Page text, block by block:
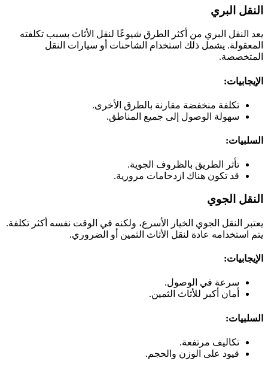
النقل البري
يعد النقل البري من أكثر الطرق شيوعًا لنقل الأثاث بسبب تكلفته
المعقولة. يشمل ذلك استخدام الشاحنات أو سيارات النقل
المتخصصة.
الإيجابيات:
تكلفة منخفضة مقارنة بالطرق الأخرى.
سهولة الوصول إلى جميع المناطق.
السلبيات:
تأثر الطريق بالظروف الجوية.
قد تكون هناك ازدحامات مرورية.
النقل الجوي
يعتبر النقل الجوي الخيار الأسرع، ولكنه في الوقت نفسه أكثر تكلفة.
يتم استخدامه عادة لنقل الأثاث الثمين أو الضروري.
الإيجابيات:
سرعة في الوصول.
أمان أكبر للأثاث الثمين.
السلبيات:
تكاليف مرتفعة.
قيود على الوزن والحجم.